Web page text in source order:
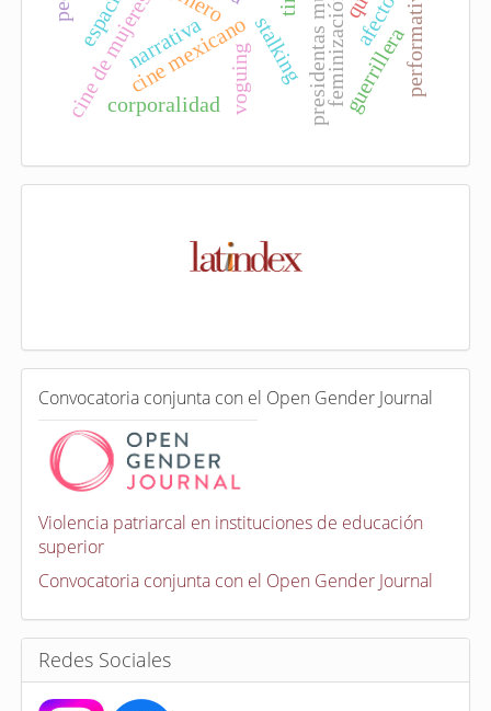
stalking
cine mexicano feminización
cine de mujeres voguing
afecto
narrativa
corporalidad guerrillera
a
e
n
C
o
o
a
t
o
r
a
s
Convocatoria conjunta con el Open Gender Journal
Violencia patriarcal en instituciones de educación
superior
Convocatoria conjunta con el Open Gender Journal
Redes Sociales